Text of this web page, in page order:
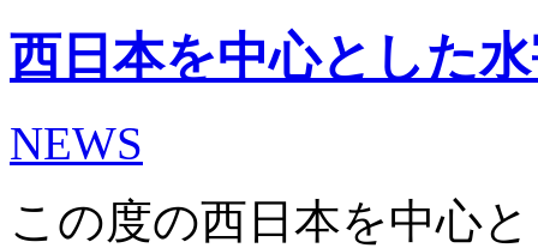
西日本を中心とした
NEWS
この度の西日本を中心